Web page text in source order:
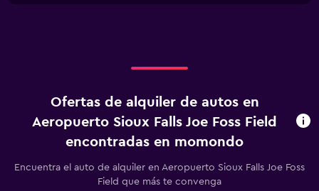
renta.
Range:
The
Ofertas de alquiler de autos en
Aeropuerto Sioux Falls Joe Foss Field
encontradas en momondo
Encuentra el auto de alquiler en Aeropuerto Sioux Falls Joe Foss
Field que más te convenga